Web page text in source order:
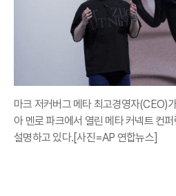
마크 저커버그 메타 최고경영자(CEO)
아 멘로 파크에서 열린 메타 커넥트 컨
설명하고 있다.[사진=AP 연합뉴스]